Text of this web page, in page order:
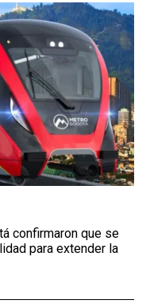
confirmaron que se
para extender la